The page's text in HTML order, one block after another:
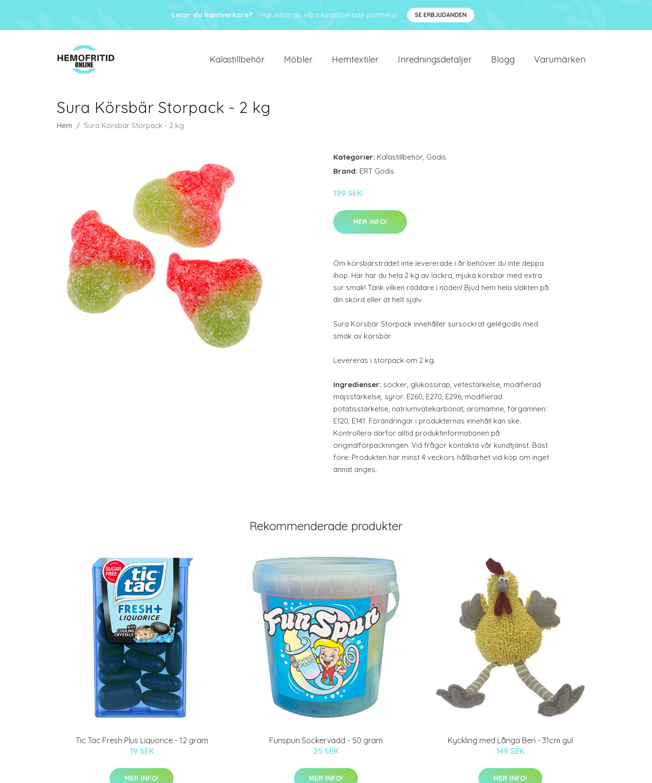
Letar du hantverkare? Här hittar du våra kvalificerade partners! SE ERBJUDANDEN
Kalastillbehör Möbler Hemtextiler Inredningsdetaljer Blogg Varumärken
Sura Körsbär Storpack - 2 kg
Hem Sura Körsbär Storpack - 2 kg
Kategorier: Kalastillbehör, Godis
Brand: ERT Godis
199 SEK
MER INFO!
Om körsbärsträdet inte levererade i år behöver du inte deppa
ihop. Här har du hela 2 kg av läckra, mjuka körsbär med extra
sur smak! Tänk vilken räddare i nöden! Bjud hem hela släkten på
din skörd eller ät helt själv.
Sura Körsbär Storpack innehåller sursockrat gelégodis med
smak av körsbär.
Levereras i storpack om 2 kg.
Ingredienser: socker, glukossirap, vetestärkelse, modifierad
majsstärkelse, syror: E260, E270, E296; modifierad
potatisstärkelse, natriumvätekarbonat, aromämne, färgämnen:
E120, E141. Förändringar i produkternas innehåll kan ske.
Kontrollera därför alltid produktinformationen på
originalförpackningen. Vid frågor kontakta vår kundtjänst. Bäst
före: Produkten har minst 4 veckors hållbarhet vid köp om inget
annat anges.
Rekommenderade produkter
Tic Tac Fresh Plus Liquorice - 12 gram
19 SEK
MER INFO!
Funspun Sockervadd - 50 gram
25 SEK
MER INFO!
Kyckling med Långa Ben - 31cm gul
149 SEK
MER INFO!